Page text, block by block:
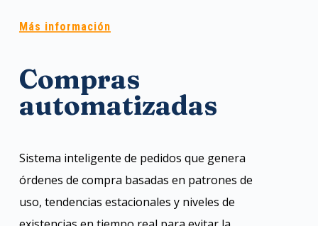
Más información
Compras
automatizadas
Sistema inteligente de pedidos que genera
órdenes de compra basadas en patrones de
uso, tendencias estacionales y niveles de